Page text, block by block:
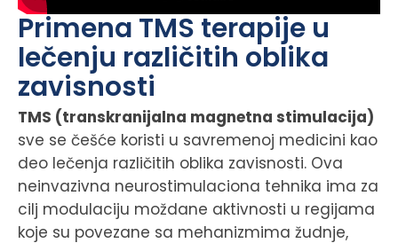
Primena TMS terapije u
lečenju različitih oblika
zavisnosti
TMS (transkranijalna magnetna stimulacija)
sve se češće koristi u savremenoj medicini kao
deo lečenja različitih oblika zavisnosti. Ova
neinvazivna neurostimulaciona tehnika ima za
cilj modulaciju moždane aktivnosti u regijama
koje su povezane sa mehanizmima žudnje,